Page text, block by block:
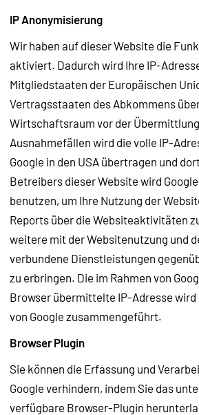
IP Anonymisierung
Wir haben auf dieser Website die
aktiviert. Dadurch wird Ihre IP-
Mitgliedstaaten der Europäischen
Vertragsstaaten des Abkommens
Wirtschaftsraum vor der
Ausnahmefällen wird die volle IP-
Google in den USA übertragen und
Betreibers dieser Website wird
benutzen, um Ihre Nutzung der
Reports über die Websiteaktivitäten
weitere mit der Websitenutzung und
verbundene Dienstleistungen
zu erbringen. Die im Rahmen von
Browser übermittelte IP-Adresse
von Google zusammengeführt.
Browser Plugin
Sie können die Erfassung und
Google verhindern, indem Sie das
verfügbare Browser-Plugin